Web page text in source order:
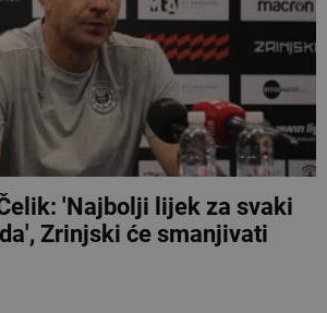
'Najbolji lijek za svaki
Zrinjski će smanjivati